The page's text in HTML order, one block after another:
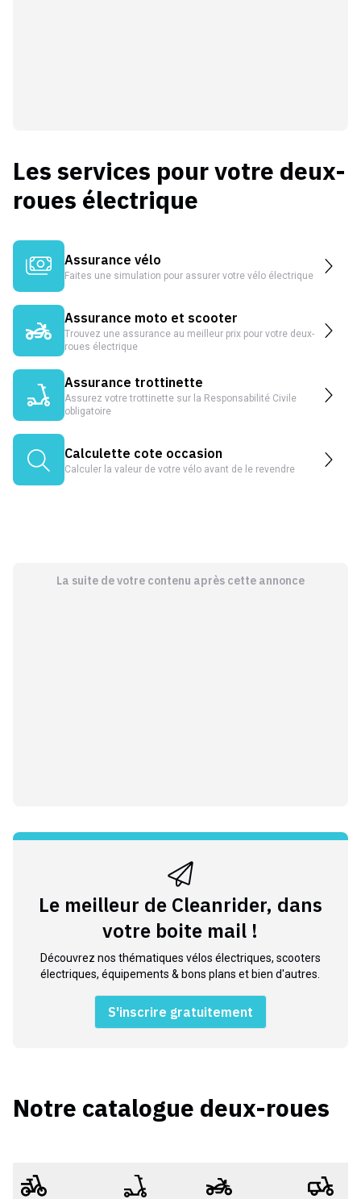
Les services pour votre deux-
roues électrique
Assurance vélo
Faites une simulation pour assurer votre vélo électrique
Assurance moto et scooter
Trouvez une assurance au meilleur prix pour votre deux-
roues électrique
Assurance trottinette
Assurez votre trottinette sur la Responsabilité Civile
obligatoire
Calculette cote occasion
Calculer la valeur de votre vélo avant de le revendre
La suite de votre contenu après cette annonce
Le meilleur de Cleanrider, dans
votre boite mail !
Découvrez nos thématiques vélos électriques, scooters
électriques, équipements & bons plans et bien d'autres.
S'inscrire gratuitement
Notre catalogue deux-roues